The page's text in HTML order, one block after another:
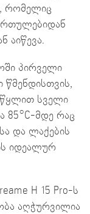
რომელიც
აიწევა.
პირველი
წყლით სველი
85°C-მდე რაც
და ლაქების
იდეალურ
H 15 Pro-ს
აღჭურვილია